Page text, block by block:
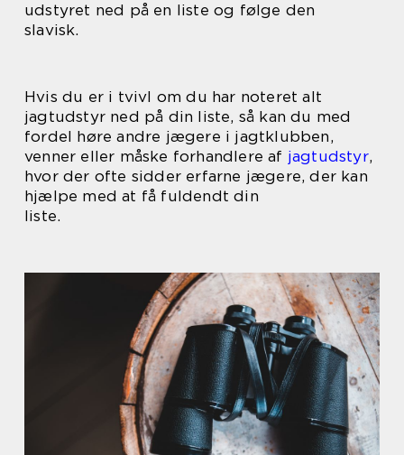
udstyret ned på en liste og følge den
slavisk.
Hvis du er i tvivl om du har noteret alt
jagtudstyr ned på din liste, så kan du med
fordel høre andre jægere i jagtklubben,
venner eller måske forhandlere af jagtudstyr,
hvor der ofte sidder erfarne jægere, der kan
hjælpe med at få fuldendt din
liste.